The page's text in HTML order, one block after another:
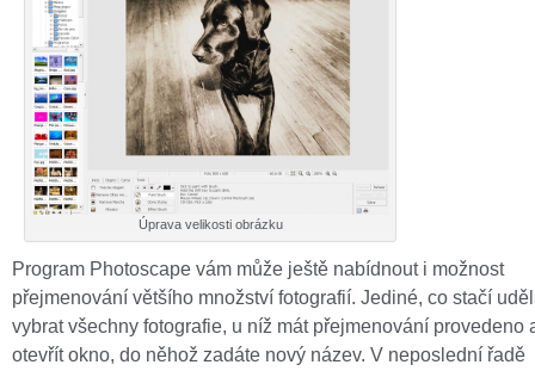
Úprava velikosti obrázku
Program Photoscape vám může ještě nabídnout i možnost
přejmenování většího množství fotografií. Jediné, co stačí
vybrat všechny fotografie, u níž mát přejmenování provedeno
otevřít okno, do něhož zadáte nový název. V neposlední řadě